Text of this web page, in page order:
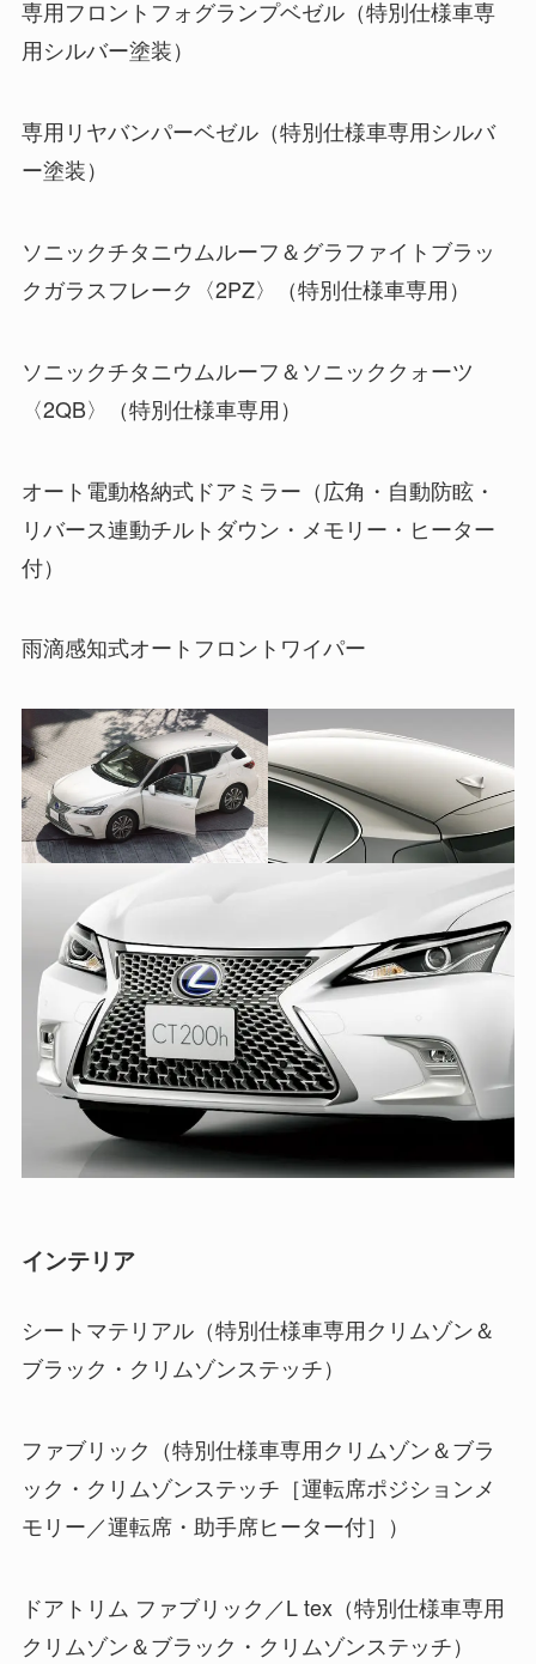
専用フロントフォグランプベゼル（特別仕様車専
用シルバー塗装）
専用リヤバンパーベゼル（特別仕様車専用シルバ
ー塗装）
ソニックチタニウムルーフ＆グラファイトブラッ
クガラスフレーク〈2PZ〉（特別仕様車専用）
ソニックチタニウムルーフ＆ソニッククォーツ
〈2QB〉（特別仕様車専用）
オート電動格納式ドアミラー（広角・自動防眩・
リバース連動チルトダウン・メモリー・ヒーター
付）
雨滴感知式オートフロントワイパー
インテリア
シートマテリアル（特別仕様車専用クリムゾン＆
ブラック・クリムゾンステッチ）
ファブリック（特別仕様車専用クリムゾン＆ブラ
ック・クリムゾンステッチ［運転席ポジションメ
モリー／運転席・助手席ヒーター付］）
ドアトリム ファブリック／L tex（特別仕様車専用
クリムゾン＆ブラック・クリムゾンステッチ）